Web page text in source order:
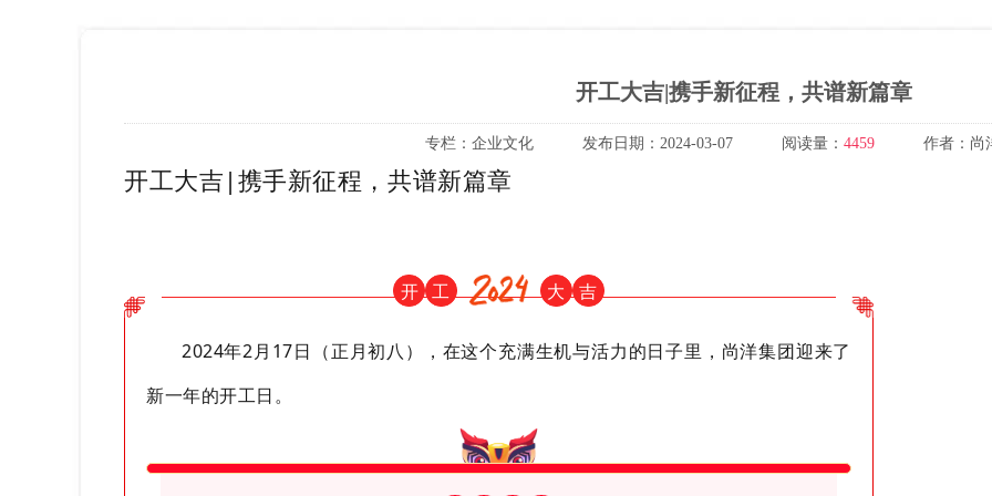
开工大吉|携手新征程，共谱新篇章
专栏： 企业文化 发布日期： 2024-03-07 阅读量： 4459 作者： 尚
开工大吉|携手新征程，共谱新篇章
开 工 大 吉
2024年2月17日（正月初八），在这个充满生机与活力的日子里，尚洋集团迎来了
新一年的开工日。